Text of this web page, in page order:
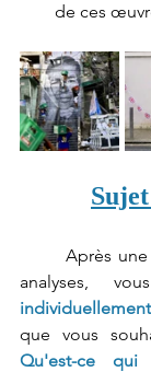
de ces
	Après une mise en commun des
Qu'est-ce